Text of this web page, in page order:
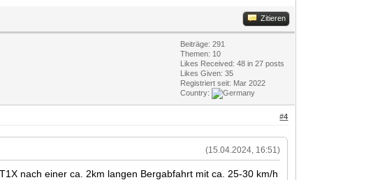
Zitieren
Beiträge: 291
Themen: 10
Likes Received:48 in 27 posts
Likes Given: 35
Registriert seit: Mar 2022
Country:
#4
(15.04.2024, 16:51)
nach einer ca. 2km langen Bergabfahrt mit ca. 25-30 km/h